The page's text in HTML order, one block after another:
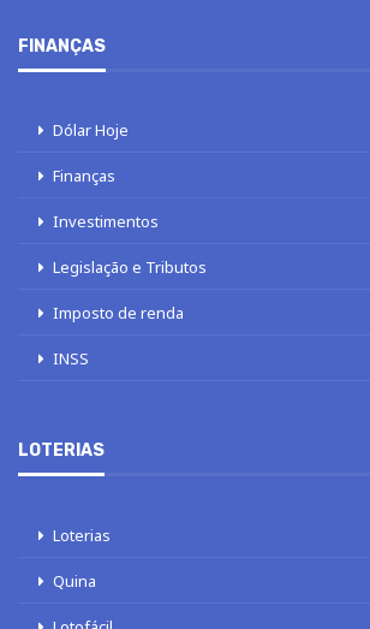
FINANÇAS
Dólar Hoje
Finanças
Investimentos
Legislação e Tributos
Imposto de renda
INSS
LOTERIAS
Loterias
Quina